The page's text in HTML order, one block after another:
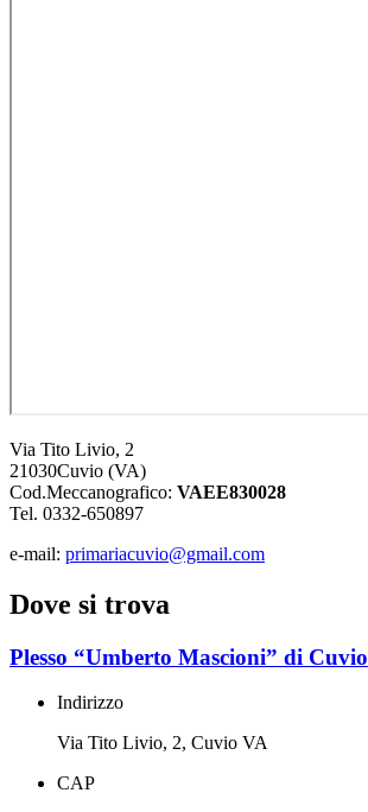
Via Tito Livio, 2
21030Cuvio (VA)
Cod.Meccanografico: VAEE830028
Tel. 0332-650897
e-mail: primariacuvio@gmail.com
Dove si trova
Plesso “Umberto Mascioni” di Cuvio
Indirizzo
Via Tito Livio, 2, Cuvio VA
CAP